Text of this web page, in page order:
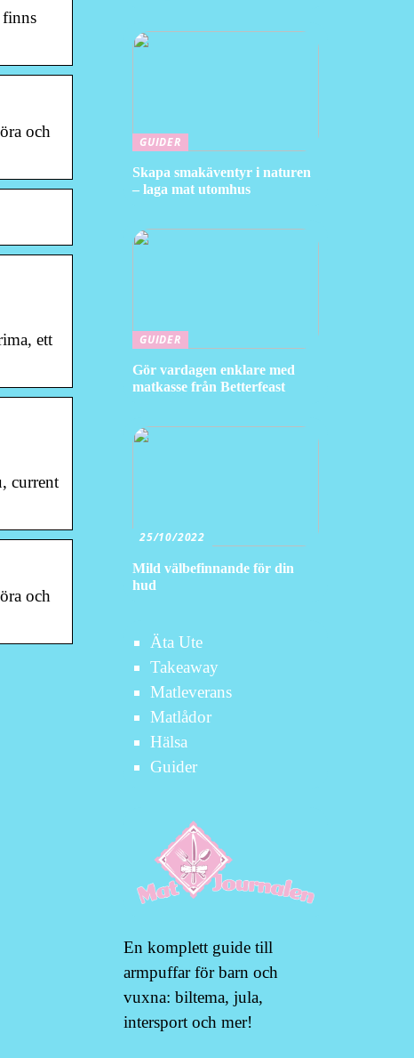
och
ett
current
och
GUIDER
Skapa smakäventyr i naturen
– laga mat utomhus
GUIDER
Gör vardagen enklare med
matkasse från Betterfeast
25/10/2022
Mild välbefinnande för din
hud
Äta Ute
Takeaway
Matleverans
Matlådor
Hälsa
Guider
En komplett guide till
armpuffar för barn och
vuxna: biltema, jula,
intersport och mer!